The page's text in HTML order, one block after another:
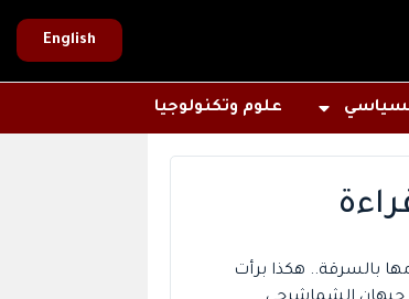
English
علوم وتكنولوجيا
بالسرقة.. هكذا برأت